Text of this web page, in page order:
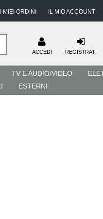
IL MIO ACCOUNT
I MIEI ORDINI
REGISTRATI
ACCEDI
TV E AUDIO/VIDEO
ESTERNI